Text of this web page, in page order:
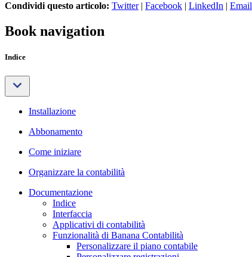
Condividi questo articolo: Twitter| Facebook | LinkedIn | Email
Book navigation
Indice
Installazione
Abbonamento
Come iniziare
Organizzare la contabilità
Documentazione
Indice
Interfaccia
Applicativi di contabilità
Funzionalità di Banana Contabilità
Personalizzare il piano contabile